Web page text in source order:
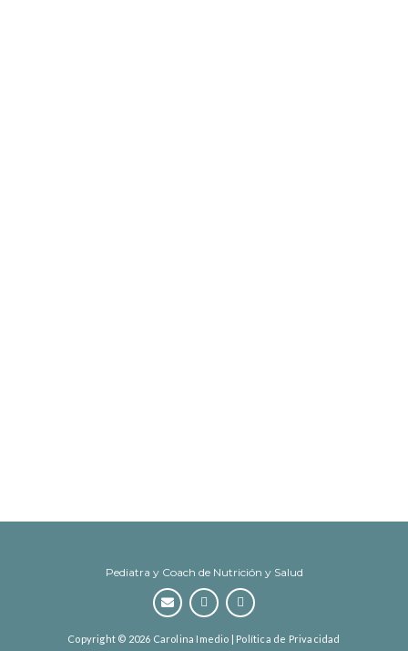
Pediatra y Coach de Nutrición y Salud
Copyright © 2026 Carolina Imedio | Política de Privacidad